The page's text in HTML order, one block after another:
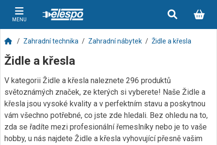
MENU
Zahradní technika Zahradní nábytek Židle a křesla
Židle a křesla
V kategorii Židle a křesla naleznete 296 produktů
světoznámých značek, ze kterých si vyberete! Naše Židle a
křesla jsou vysoké kvality a v perfektním stavu a poskytnou
vám všechno potřebné, co jste zde hledali. Bez ohledu na to,
zda se řadíte mezi profesionální řemeslníky nebo je to vaše
hobby, u nás najdete Židle a křesla vyhovující přesně vašim